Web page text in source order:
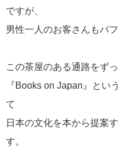
ですが、
男性一人のお客さんもパ
この茶屋のある通路をず
『Books on Japan』とい
て
日本の文化を本から提案
す。